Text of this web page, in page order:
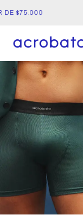
DE $75.000